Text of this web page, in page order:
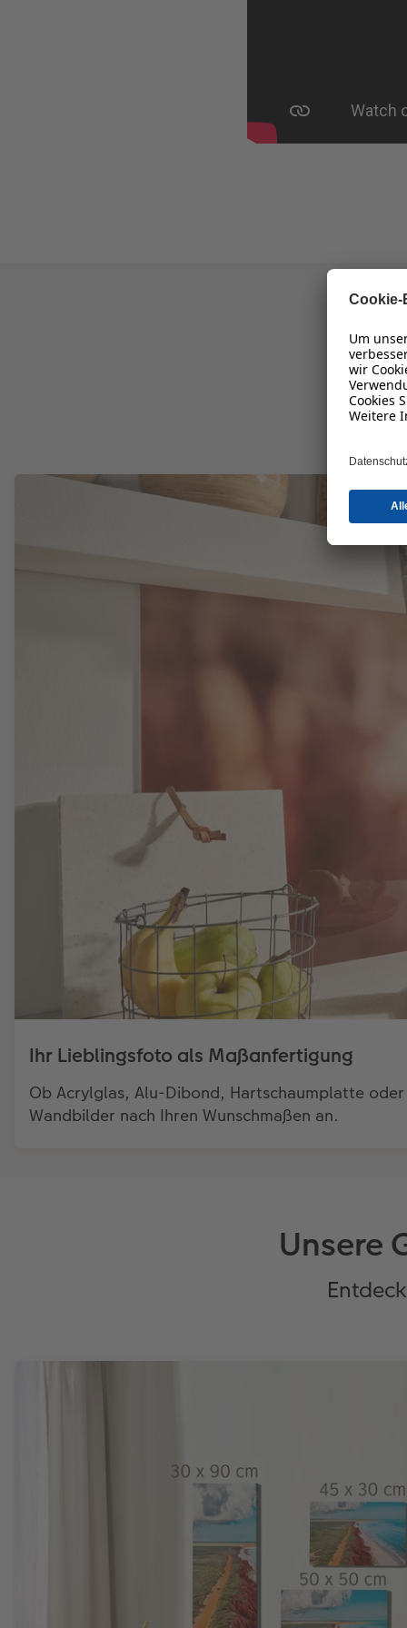
Ihr Lieblingsfoto als Maßanfertigung
Ob Acrylglas, Alu-Dibond, Hartschaumplatte
Wandbilder nach Ihren Wunschmaßen an.
Unsere